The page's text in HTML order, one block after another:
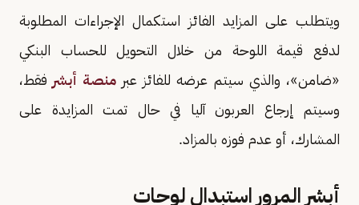
ويتطلب على المزايد الفائز استكمال الإجراءات المطلوبة
لدفع قيمة اللوحة من خلال التحويل للحساب البنكي
«ضامن»، والذي سيتم عرضه للفائز عبرمنصة أبشر فقط،
وسيتم إرجاع العربون آليا في حال تمت المزايدة على
المشارك، أو عدم فوزه بالمزاد.
أبشر المرور استبدال لوحات